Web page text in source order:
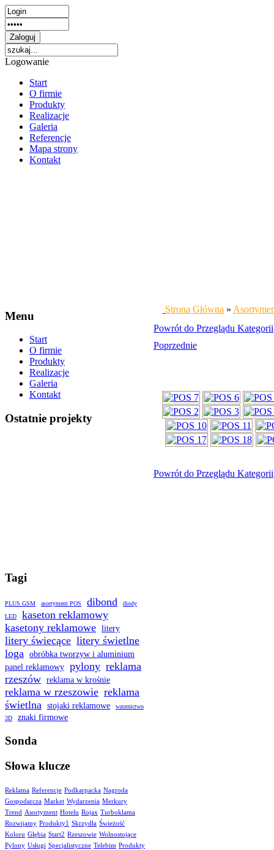
Logowanie
Start
O firmie
Produkty
Realizacje
Galeria
Referencje
Mapa strony
Kontakt
Menu
Start
O firmie
Produkty
Realizacje
Galeria
Kontakt
Ostatnie projekty
Tagi
PLUS GSM asortyment POS dibond
diody
LED
kaseton reklamowy
kasetony reklamowe litery
litery świecące litery świetlne
loga obróbka tworzyw i aluminium
panel reklamowy pylony reklama
rzeszów reklama w krośnie
reklama w rzeszowie reklama
świetlna stojaki reklamowe
wzornictwo
3D
znaki firmowe
Sonda
Słowa klucze
Reklama Referencje Podkarpacka Nagroda
Gospodarcza Market Wydarzenia Merkury
Trend Asortyment Hotelu Rojax Turboklama
Rozwijamy Produkty1 Skrzydła Świeżość
Koloru Głębia Start2 Rzeszowie Wolnostojące
Pylony Usługi Specjalistyczne Telebim Produkty
Strona Główna »
Powrót do Przeglądu Kategorii
Poprzednie
Powrót do Przeglądu Kategorii